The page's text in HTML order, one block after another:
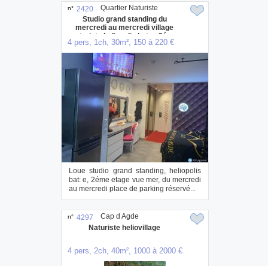
n° 2420
Studio grand standing du
mercredi au mercredi village
naturiste heliopolis bat: e 2éme
etage, vue mer
4 pers, 1ch, 30m², 150 à 220 €
Loue studio grand standing, heliopolis
bat: e, 2éme etage vue mer, du mercredi
au mercredi place de parking réservé...
Quartier Naturiste
n° 4297
Naturiste heliovillage
4 pers, 2ch, 40m², 1000 à 2000 €
Cap d Agde